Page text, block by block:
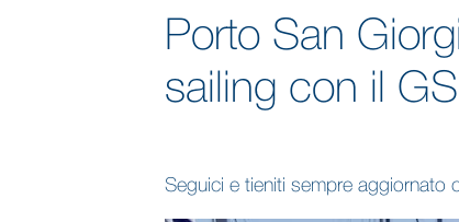
Porto San
sailing con il
Seguici e tieniti sempre aggiornato